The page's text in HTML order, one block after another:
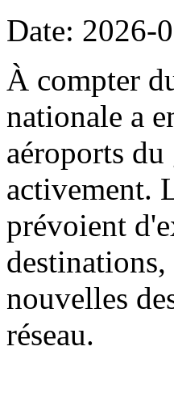
Date: 2026-
À compter
nationale a
aéroports
activement.
prévoient
nouvelles
réseau.